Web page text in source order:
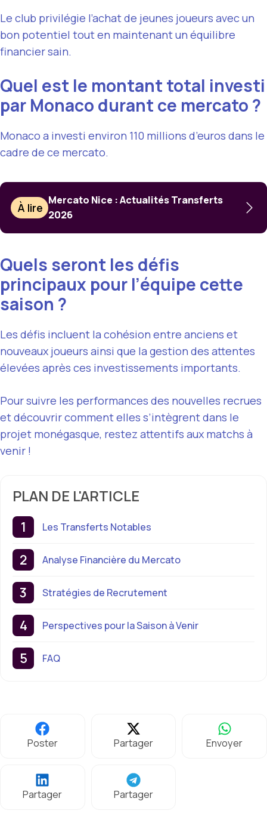
Le club privilégie l’achat de jeunes joueurs avec un
bon potentiel tout en maintenant un équilibre
financier sain.
Quel est le montant total investi
par Monaco durant ce mercato ?
Monaco a investi environ 110 millions d’euros dans le
cadre de ce mercato.
À lire
Mercato Nice : Actualités Transferts
2026
Quels seront les défis
principaux pour l’équipe cette
saison ?
Les défis incluent la cohésion entre anciens et
nouveaux joueurs ainsi que la gestion des attentes
élevées après ces investissements importants.
Pour suivre les performances des nouvelles recrues
et découvrir comment elles s’intègrent dans le
projet monégasque, restez attentifs aux matchs à
venir !
PLAN DE L'ARTICLE
Les Transferts Notables
Analyse Financière du Mercato
Stratégies de Recrutement
Perspectives pour la Saison à Venir
FAQ
Poster Partager Envoyer
Partager Partager